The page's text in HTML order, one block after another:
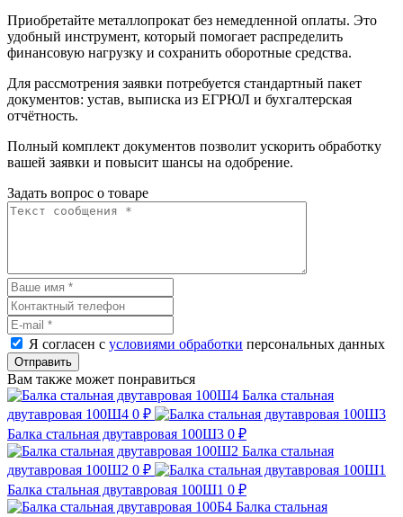
Приобретайте металлопрокат без немедленной оплаты. Это
удобный инструмент, который помогает распределить
финансовую нагрузку и сохранить оборотные средства.
Для рассмотрения заявки потребуется стандартный пакет
документов: устав, выписка из ЕГРЮЛ и бухгалтерская
отчётность.
Полный комплект документов позволит ускорить обработку
вашей заявки и повысит шансы на одобрение.
Задать вопрос о товаре
Я согласен с условиями обработки персональных данных
Отправить
Вам также может понравиться
Балка стальная
двутавровая 100Ш4 0 ₽
Балка стальная двутавровая 100Ш3 0 ₽
Балка стальная
двутавровая 100Ш2 0 ₽
Балка стальная двутавровая 100Ш1 0 ₽
Балка стальная